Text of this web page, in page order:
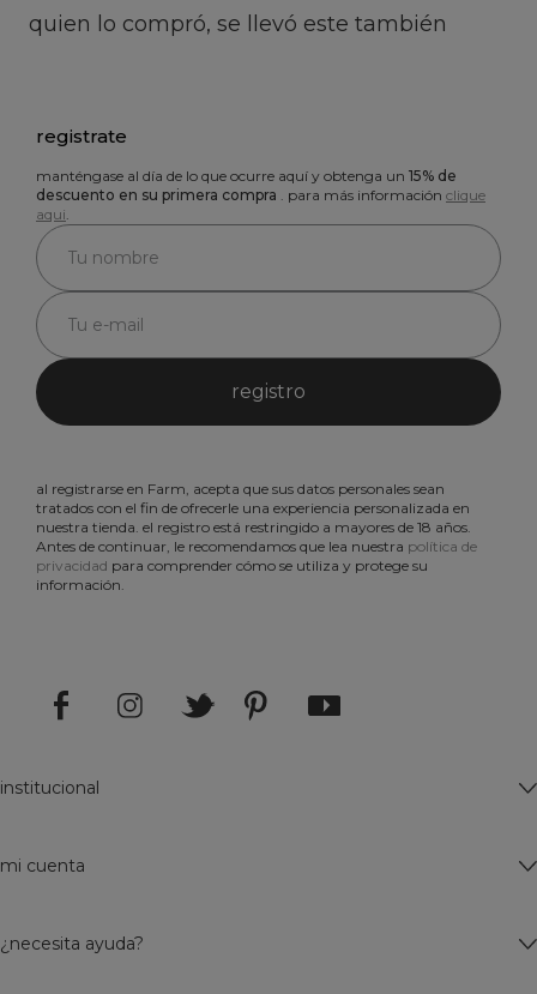
quien lo compró, se llevó este también
registrate
manténgase al día de lo que ocurre aquí y obtenga un 15% de
descuento en su primera compra . para más información clique
aqui.
registro
al registrarse en Farm, acepta que sus datos personales sean
tratados con el fin de ofrecerle una experiencia personalizada en
nuestra tienda. el registro está restringido a mayores de 18 años.
Antes de continuar, le recomendamos que lea nuestra política de
privacidad para comprender cómo se utiliza y protege su
información.
institucional
mi cuenta
¿necesita ayuda?